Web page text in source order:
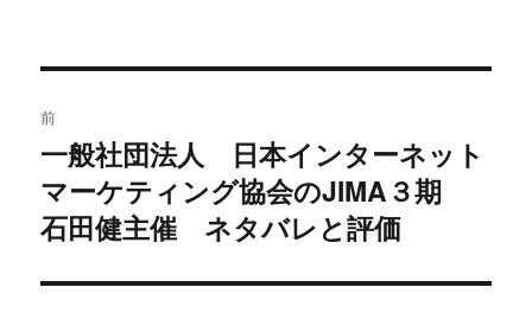
稿
ナ
ビ
ゲ
前
過
去
の
稿:
一般社団法人 日本インターネット
マーケティング協会のJIMA３期
石田健主催 ネタバレと評価